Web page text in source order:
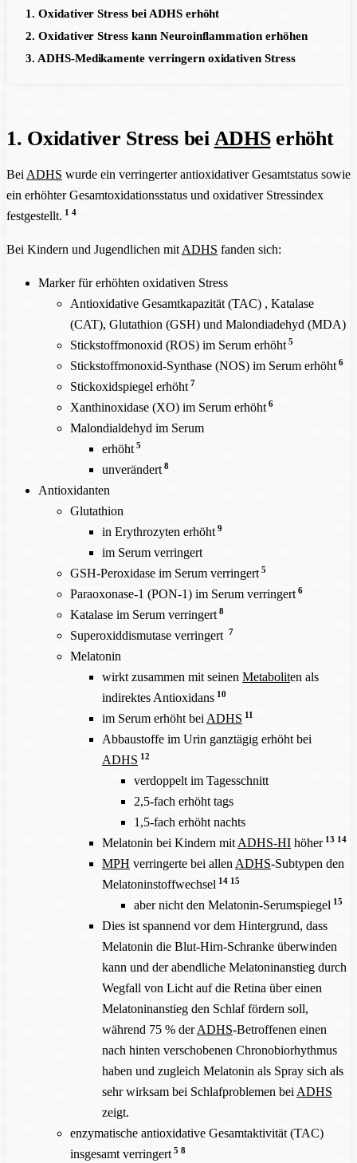
1. Oxidativer Stress bei ADHS erhöht
2. Oxidativer Stress kann Neuroinflammation erhöhen
3. ADHS-Medikamente verringern oxidativen Stress
1. Oxidativer Stress bei ADHSerhöht
Bei ADHS wurde ein verringerter antioxidativer Gesamtstatus sowie
ein erhöhter Gesamtoxidationsstatus und oxidativer Stressindex
festgestellt. 1 4
Bei Kindern und Jugendlichen mit ADHS fanden sich:
Marker für erhöhten oxidativen Stress
Antioxidative Gesamtkapazität (TAC) , Katalase
(CAT), Glutathion (GSH) und Malondiadehyd (MDA)
Stickstoffmonoxid (ROS) im Serum erhöht 5
Stickstoffmonoxid-Synthase (NOS) im Serum erhöht 6
Stickoxidspiegel erhöht 7
Xanthinoxidase (XO) im Serum erhöht 6
Malondialdehyd im Serum
erhöht 5
unverändert 8
Antioxidanten
Glutathion
in Erythrozyten erhöht 9
im Serum verringert
GSH-Peroxidase im Serum verringert 5
Paraoxonase-1 (PON-1) im Serum verringert 6
Katalase im Serum verringert 8
Superoxiddismutase verringert 7
Melatonin
wirkt zusammen mit seinen Metaboliten als
indirektes Antioxidans 10
im Serum erhöht bei ADHS 11
Abbaustoffe im Urin ganztägig erhöht bei
ADHS 12
verdoppelt im Tagesschnitt
2,5-fach erhöht tags
1,5-fach erhöht nachts
Melatonin bei Kindern mit ADHS-HI höher 13 14
MPH verringerte bei allen ADHS-Subtypen den
Melatoninstoffwechsel 14 15
aber nicht den Melatonin-Serumspiegel 15
Dies ist spannend vor dem Hintergrund, dass
Melatonin die Blut-Hirn-Schranke überwinden
kann und der abendliche Melatoninanstieg durch
Wegfall von Licht auf die Retina über einen
Melatoninanstieg den Schlaf fördern soll,
während 75 % derADHS-Betroffenen einen
nach hinten verschobenen Chronobiorhythmus
haben und zugleich Melatonin als Spray sich als
sehr wirksam bei Schlafproblemen bei ADHS
zeigt.
enzymatische antioxidative Gesamtaktivität (TAC)
insgesamt verringert 5 8